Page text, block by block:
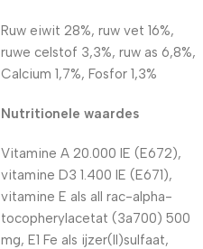
Ruw eiwit 28%, ruw vet 16%,
ruwe celstof 3,3%, ruw as 6,8%,
Calcium 1,7%, Fosfor 1,3%
Nutritionele waardes
Vitamine A 20.000 IE (E672),
vitamine D3 1.400 IE (E671),
vitamine E als all rac-alpha-
tocopherylacetat (3a700) 500
mg, E1 Fe als ijzer(II)sulfaat,